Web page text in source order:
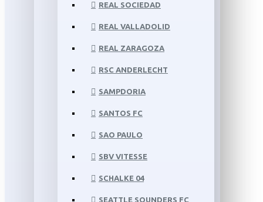
REAL SOCIEDAD
REAL VALLADOLID
REAL ZARAGOZA
RSC ANDERLECHT
SAMPDORIA
SANTOS FC
SAO PAULO
SBV VITESSE
SCHALKE 04
SEATTLE SOUNDERS FC